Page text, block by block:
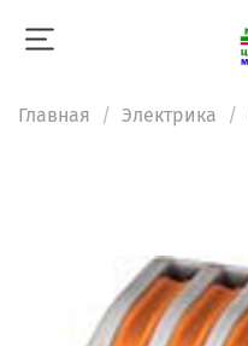
Главная Электрика